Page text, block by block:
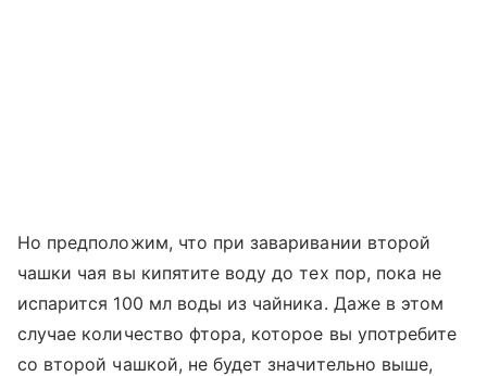
Но предположим, что при заваривании второй
чашки чая вы кипятите воду до тех пор, пока не
испарится 100 мл воды из чайника. Даже в этом
случае количество фтора, которое вы употребите
со второй чашкой, не будет значительно выше,